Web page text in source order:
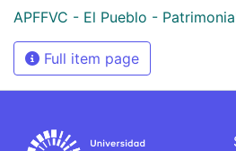
APFFVC - El Pueblo -
Full item page